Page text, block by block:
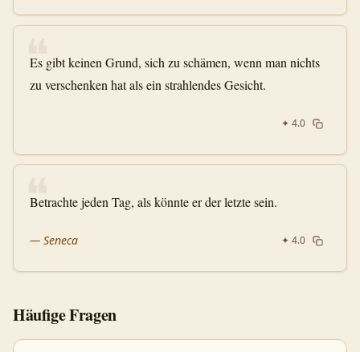
❝
Es gibt keinen Grund, sich zu schämen, wenn man nichts
zu verschenken hat als ein strahlendes Gesicht.
✦ 4.0
❝
Betrachte jeden Tag, als könnte er der letzte sein.
— Seneca ✦ 4.0
Häufige Fragen